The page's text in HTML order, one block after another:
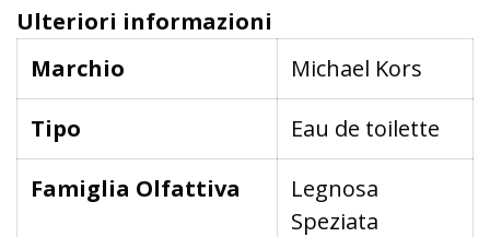
Ulteriori informazioni
Marchio
Michael Kors
Tipo Eau de toilette
Famiglia Olfattiva
Legnosa
Speziata